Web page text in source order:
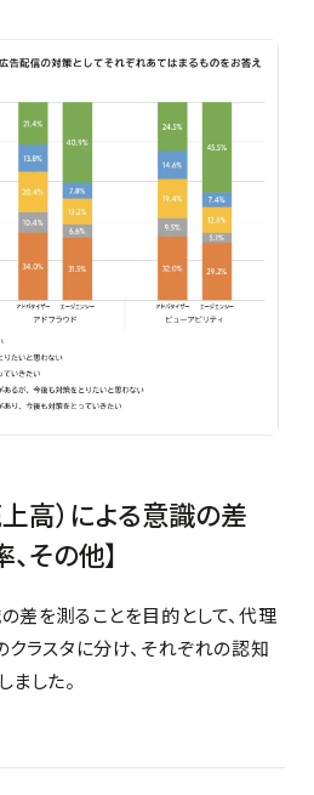
高）による意識の差
その他】
差を測ることを目的として、代理
ラスタに分け、それぞれの認知
した。